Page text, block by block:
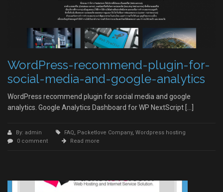
WordPress-recommend-plugin-for-
social-media-and-google-analytics
WordPress recommend plugin for social media and google
analytics. Google Analytics Dashboard for WP NextScript […]
By: admin FAQ, Packetlove Company, Wordpress hosting
0 comment
Read more